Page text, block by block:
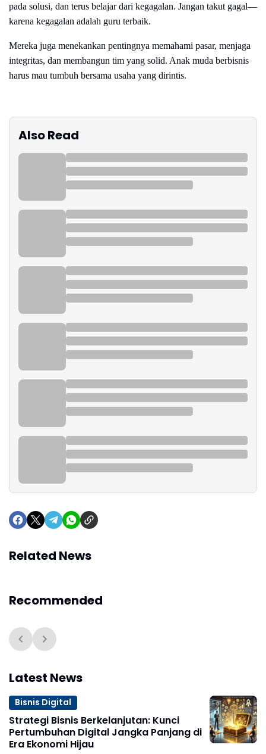
pada solusi, dan terus belajar dari kegagalan. Jangan takut gagal—
karena kegagalan adalah guru terbaik.
Mereka juga menekankan pentingnya memahami pasar, menjaga
integritas, dan membangun tim yang solid. Anak muda berbisnis
harus mau tumbuh bersama usaha yang dirintis.
Also Read
Related News
Recommended
Latest News
Bisnis Digital
Strategi Bisnis Berkelanjutan: Kunci
Pertumbuhan Digital Jangka Panjang di
Era Ekonomi Hijau